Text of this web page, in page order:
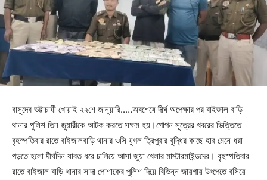
বাসুদেব ভট্টাচার্যী খোয়াই ২২শে জানুয়ারি..…অবশেষে দীর্ঘ অপেক্ষার পর বাইজাল বাড়ি
থানার পুলিশ তিন জুয়ারীকে আটক করতে সক্ষম হয়।গোপন সূত্রের খবরের ভিত্তিতে
বৃহস্পতিবার রাতে বাইজালবাড়ি থানার ওসি যুগল ত্রিপুরার বুদ্ধির কাছে হার মেনে ধরা
পড়তে হলো দীর্ঘদিন যাবত ধরে চালিয়ে আসা জুয়া খেলার মাস্টারমাইন্ডদের। বৃহস্পতিবার
রাতে বাইজাল বাড়ি থানার সাদা পোশাকের পুলিশ দিয়ে বিভিন্ন জায়গায় উৎপেতে বসিয়ে